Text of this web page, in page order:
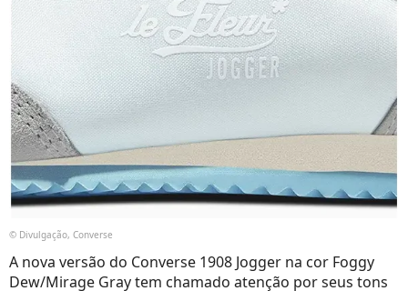
© Divulgação, Converse
A nova versão do Converse 1908 Jogger na cor Foggy
Dew/Mirage Gray tem chamado atenção por seus tons